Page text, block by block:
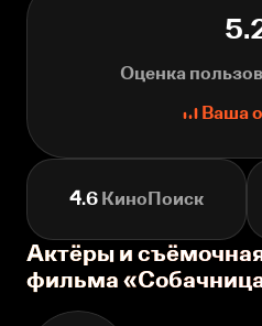
Оценка
Ваша
4.6 КиноПоиск
Актёры и
фильма